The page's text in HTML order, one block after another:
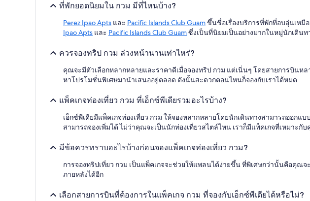
กำหนด
ที่พักยอดนิยมใน กวม มีที่ไหนบ้าง?
Perez Ipao Apts และ Pacific Islands Club Guamขึ้นชื่อเรื่องบริการที่พักที่อบอุ่นเหมื
Ipao Apts และ Pacific Islands Club Guamซึ่งเป็นที่นิยมเป็นอย่างมากในหมู่นักเดินท
ควรจองทริป กวม ล่วงหน้านานเท่าไหร่?
คุณจะมีตัวเลือกหลากหลายและราคาดีเมื่อจองทริป กวม แต่เนิ่นๆ โดยสายการบินห
หาโปรโมชั่นพิเศษมานำเสนออยู่ตลอด ดังนั้นสะดวกตอนไหนก็จองกับเราได้หมด
แพ็คเกจท่องเที่ยว กวม ที่เอ็กซ์พีเดียรวมอะไรบ้าง?
เอ็กซ์พีเดียมีแพ็คเกจท่องเที่ยว กวม ให้จองหลากหลายโดยนักเดินทางสามารถออก
สามารถจองเพิ่มได้ ไม่ว่าคุณจะเป็นนักท่องเที่ยวสไตล์ไหน เราก็มีแพ็คเกจที่เหมาะกั
มีข้อควรทราบอะไรบ้างก่อนจองแพ็คเกจท่องเที่ยว กวม?
การจองทริปเที่ยว กวม เป็นแพ็คเกจจะช่วยให้แพลนได้ง่ายขึ้น ที่พิเศษกว่านั้นคือคุณ
ภายหลังได้อีก
เลือกสายการบินที่ต้องการในแพ็คเกจ กวม ที่จองกับเอ็กซ์พีเดียได้หรือไม่?